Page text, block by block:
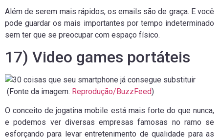
Além de serem mais rápidos, os emails são de graça. E você
pode guardar os mais importantes por tempo indeterminado
sem ter que se preocupar com espaço físico.
17) Video games portáteis
(Fonte da imagem: Reprodução/BuzzFeed)
O conceito de jogatina mobile está mais forte do que nunca,
e podemos ver diversas empresas famosas no ramo se
esforçando para levar entretenimento de qualidade para as